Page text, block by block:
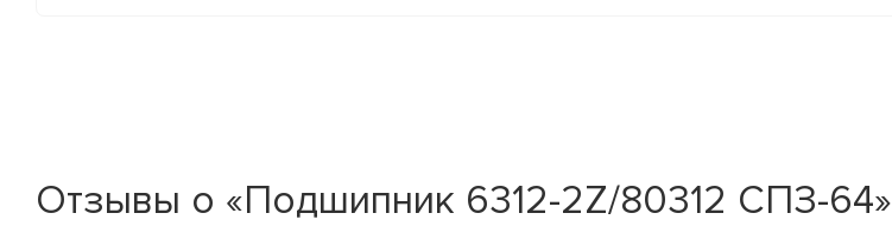
Отзывы о «Подшипник 6312-2Z/80312 СПЗ-64»